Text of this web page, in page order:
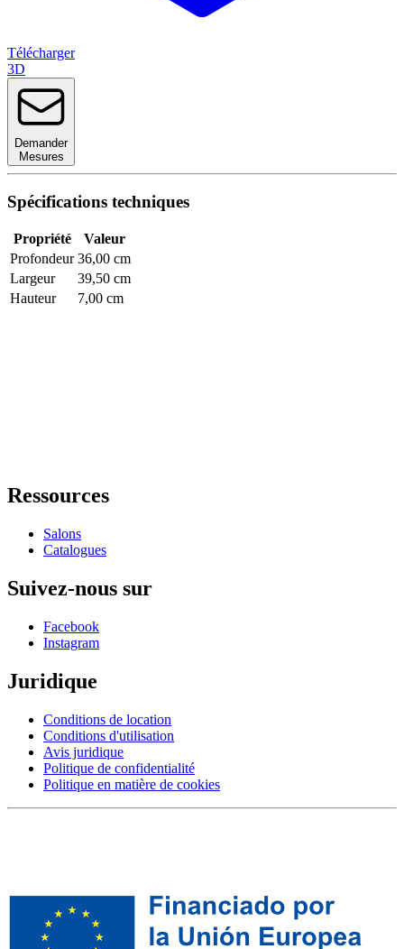
Télécharger
3D
Demander
Mesures
Spécifications techniques
Propriété
Valeur
Profondeur 36,00 cm
Largeur
39,50 cm
Hauteur
7,00 cm
Ressources
Salons
Catalogues
Suivez-nous sur
Facebook
Instagram
Juridique
Conditions de location
Conditions d'utilisation
Avis juridique
Politique de confidentialité
Politique en matière de cookies